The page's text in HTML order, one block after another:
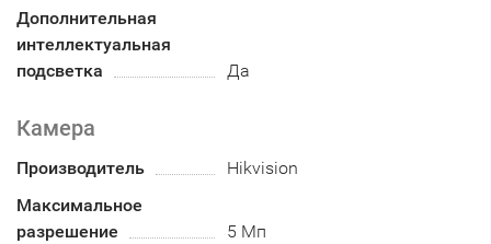
Дополнительная
интеллектуальная
подсветка
Да
Камера
Производитель
Hikvision
Максимальное
разрешение
5 Мп